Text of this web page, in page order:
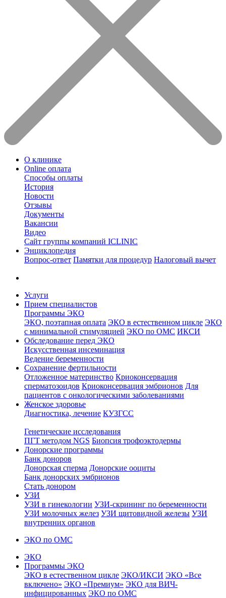
О клинике
Online оплата
Способы оплаты
История
Новости
Отзывы
Документы
Вакансии
Видео
Сайт группы компаний ICLINIC
Энциклопедия
Вопрос-ответ Памятки для процедур Налоговый вычет
Услуги
Прием специалистов
Программы ЭКО
ЭКО, поэтапная оплата ЭКО в естественном цикле ЭКО
с минимальной стимуляцией ЭКО по ОМС ИКСИ
Обследование перед ЭКО
Искусственная инсеминация
Ведение беременности
Сохранение фертильности
Отложенное материнство Криоконсервация
сперматозоидов Криоконсервация эмбрионов Для
пациентов с онкологическими заболеваниями
Женское здоровье
Диагностика, лечение КУЗГСС
Генетические исследования
ПГТ методом NGS Биопсия трофоэктодермы
Донорские программы
Банк доноров
Донорская сперма Донорские ооциты
Банк донорских эмбрионов
Стать донором
УЗИ
УЗИ в гинекологии УЗИ-скрининг по беременности
УЗИ молочных желез УЗИ щитовидной железы УЗИ
внутренних органов
ЭКО по ОМС
ЭКО
Программы ЭКО
ЭКО в естественном цикле ЭКО/ИКСИ ЭКО «Все
включено» ЭКО «Премиум» ЭКО для ВИЧ-
инфицированных ЭКО по ОМС